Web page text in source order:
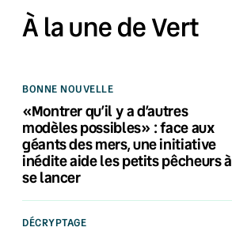
À la une de Vert
BONNE NOUVELLE
«Montrer qu’il y a d’autres
modèles possibles» : face aux
géants des mers, une initiative
inédite aide les petits pêcheurs à
se lancer
DÉCRYPTAGE